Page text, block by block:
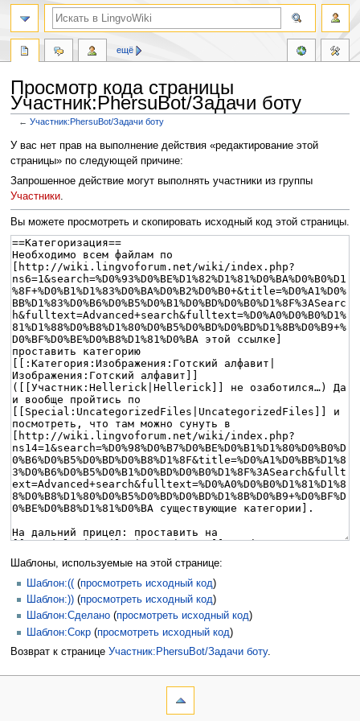
Просмотр кода страницы
Участник:PhersuBot/Задачи боту
←Участник:PhersuBot/Задачи боту
Перейти
к
навигации
Перейти
к
поиску
У вас нет прав на выполнение действия «редактирование этой
страницы» по следующей причине:
Запрошенное действие могут выполнять участники из группы
Участники.
Вы можете просмотреть и скопировать исходный код этой страницы.
Шаблоны, используемые на этой странице:
Шаблон:(( (просмотреть исходный код)
Шаблон:)) (просмотреть исходный код)
Шаблон:Сделано (просмотреть исходный код)
Шаблон:Сокр (просмотреть исходный код)
Возврат к странице Участник:PhersuBot/Задачи боту.
ещё